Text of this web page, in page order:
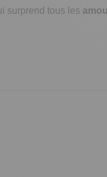
surprend tous les